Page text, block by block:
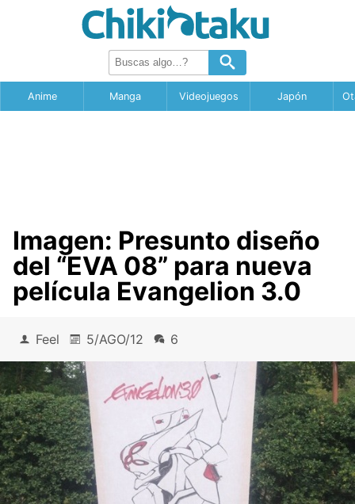
Anime Manga Videojuegos Japón
Imagen: Presunto diseño
del “EVA 08” para nueva
película Evangelion 3.0
Feel 5/AGO/12 6